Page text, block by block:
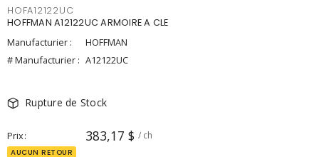
HOFA12122UC
HOFFMAN A12122UC ARMOIRE A CLE
Manufacturier :
HOFFMAN
# Manufacturier : A12122UC
Rupture de Stock
Prix 383,17 $ / ch
AUCUN RETOUR